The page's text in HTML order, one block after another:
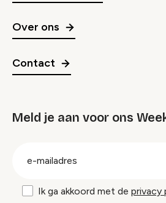
Over ons
Contact
Meld je aan voor ons
Ik ga akkoord met de privacy